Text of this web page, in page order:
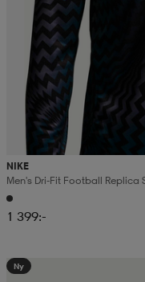
NIKE
Men's Dri-Fit Football Replica
1 399:-
Ny